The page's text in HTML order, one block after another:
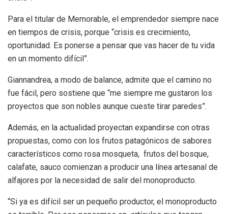
Para el titular de Memorable, el emprendedor siempre nace
en tiempos de crisis, porque “crisis es crecimiento,
oportunidad. Es ponerse a pensar que vas hacer de tu vida
en un momento difícil”.
Giannandrea, a modo de balance, admite que el camino no
fue fácil, pero sostiene que “me siempre me gustaron los
proyectos que son nobles aunque cueste tirar paredes”.
Además, en la actualidad proyectan expandirse con otras
propuestas, como con los frutos patagónicos de sabores
característicos como rosa mosqueta, frutos del bosque,
calafate, sauco comienzan a producir una línea artesanal de
alfajores por la necesidad de salir del monoproducto.
“Si ya es difícil ser un pequeño productor, el monoproducto